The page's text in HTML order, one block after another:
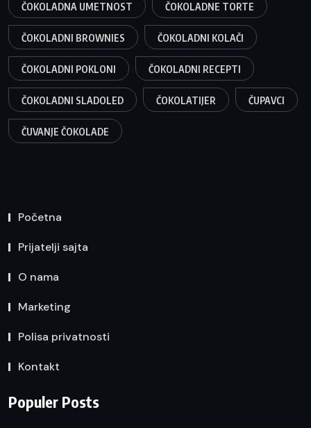
ČOKOLADNA UMETNOST ČOKOLADNE TORTE
ČOKOLADNI BROWNIES ČOKOLADNI KOLAČI
ČOKOLADNI POKLONI ČOKOLADNI RECEPTI
ČOKOLADNI SLADOLED ČOKOLATIJER ČUPAVCI
ČUVANJE ČOKOLADE
Početna
Prijatelji sajta
O nama
Marketing
Polisa privatnosti
Kontakt
Populer Posts